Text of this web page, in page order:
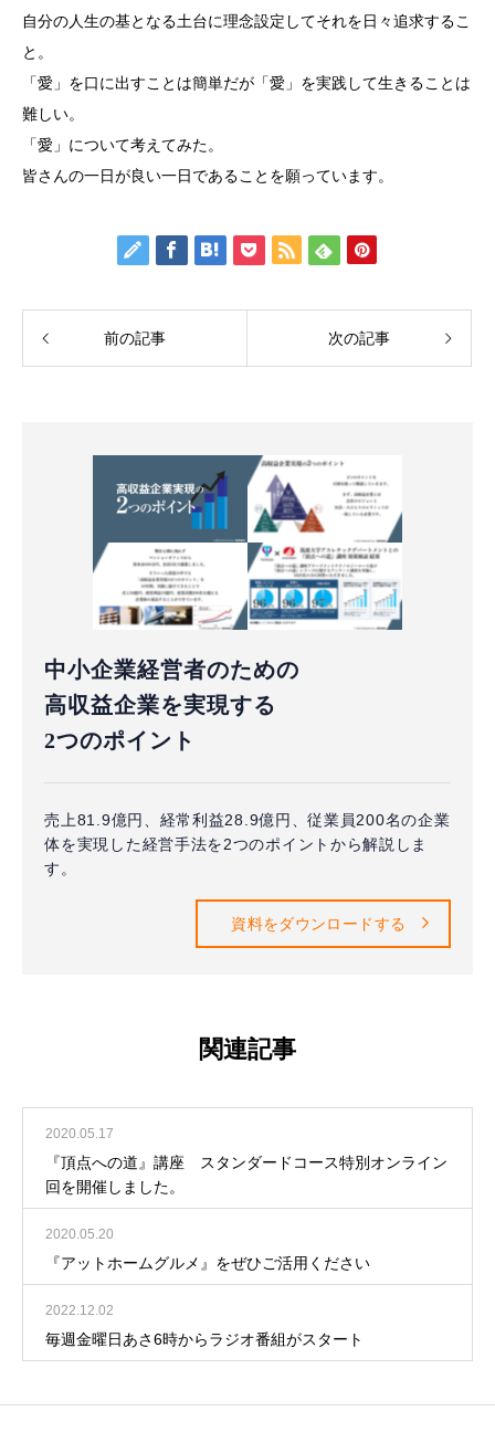
自分の人生の基となる土台に理念設定してそれを日々追求するこ
と。
「愛」を口に出すことは簡単だが「愛」を実践して生きることは
難しい。
「愛」について考えてみた。
皆さんの一日が良い一日であることを願っています。
前の記事 次の記事
中小企業経営者のための
高収益企業を実現する
2つのポイント
売上81.9億円、経常利益28.9億円、従業員200名の企業
体を実現した経営手法を2つのポイントから解説しま
す。
資料をダウンロードする
関連記事
2020.05.17
『頂点への道』講座 スタンダードコース特別オンライン
回を開催しました。
2020.05.20
『アットホームグルメ』をぜひご活用ください
2022.12.02
毎週金曜日あさ6時からラジオ番組がスタート